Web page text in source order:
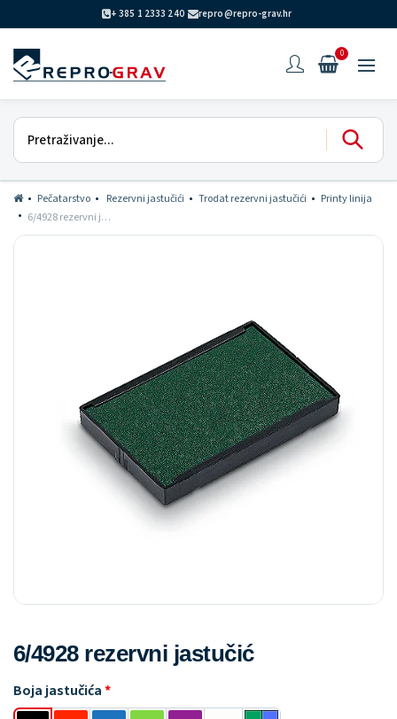
+ 385 1 2333 240 repro@repro-grav.hr
0
Pečatarstvo Rezervni jastučići Trodat rezervni jastučići
Printy linija
6/4928 rezervni jastučić
6/4928 rezervni jastučić
Boja jastučića